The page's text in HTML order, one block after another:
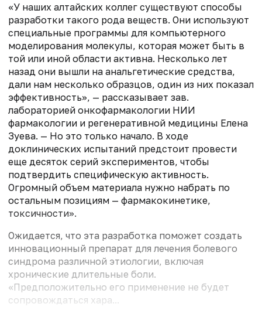
«У наших алтайских коллег существуют способы
разработки такого рода веществ. Они используют
специальные программы для компьютерного
моделирования молекулы, которая может быть в
той или иной области активна. Несколько лет
назад они вышли на анальгетические средства,
дали нам несколько образцов, один из них показал
эффективность», — рассказывает зав.
лабораторией онкофармакологии НИИ
фармакологии и регенеративной медицины Елена
Зуева. — Но это только начало. В ходе
доклинических испытаний предстоит провести
еще десяток серий экспериментов, чтобы
подтвердить специфическую активность.
Огромный объем материала нужно набрать по
остальным позициям — фармакокинетике,
токсичности».
Ожидается, что эта разработка поможет создать
инновационный препарат для лечения болевого
синдрома различной этиологии, включая
хронические длительные боли.
«Предположительно его применение не будет
сопровождаться хара...